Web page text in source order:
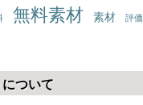
無料素材 素材 評価
ついて